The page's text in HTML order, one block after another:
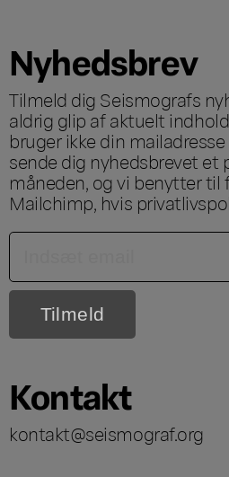
Nyhedsbrev
Tilmeld dig Seismografs
aldrig glip af aktuelt
bruger ikke din
sende dig nyhedsbrevet et
måneden, og vi benytter
Mailchimp, hvis
Kontakt
kontakt@seismograf.org